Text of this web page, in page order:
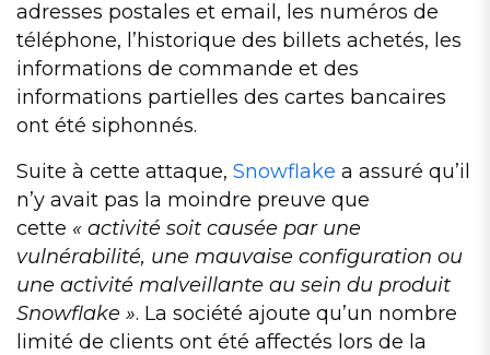
adresses postales et email, les numéros de
téléphone, l’historique des billets achetés, les
informations de commande et des
informations partielles des cartes bancaires
ont été siphonnés.
Suite à cette attaque, Snowflake a assuré qu’il
n’y avait pas la moindre preuve que
cette « activité soit causée par une
vulnérabilité, une mauvaise configuration ou
une activité malveillante au sein du produit
Snowflake ». La société ajoute qu’un nombre
limité de clients ont été affectés lors de la